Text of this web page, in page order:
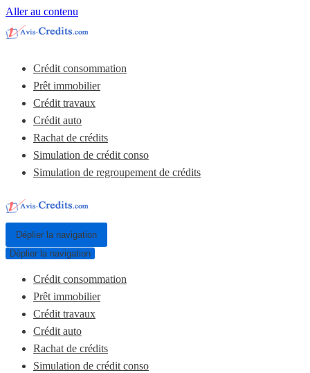
Aller au contenu
Crédit consommation
Prêt immobilier
Crédit travaux
Crédit auto
Rachat de crédits
Simulation de crédit conso
Simulation de regroupement de crédits
Déplier la navigation
Déplier la navigation
Crédit consommation
Prêt immobilier
Crédit travaux
Crédit auto
Rachat de crédits
Simulation de crédit conso